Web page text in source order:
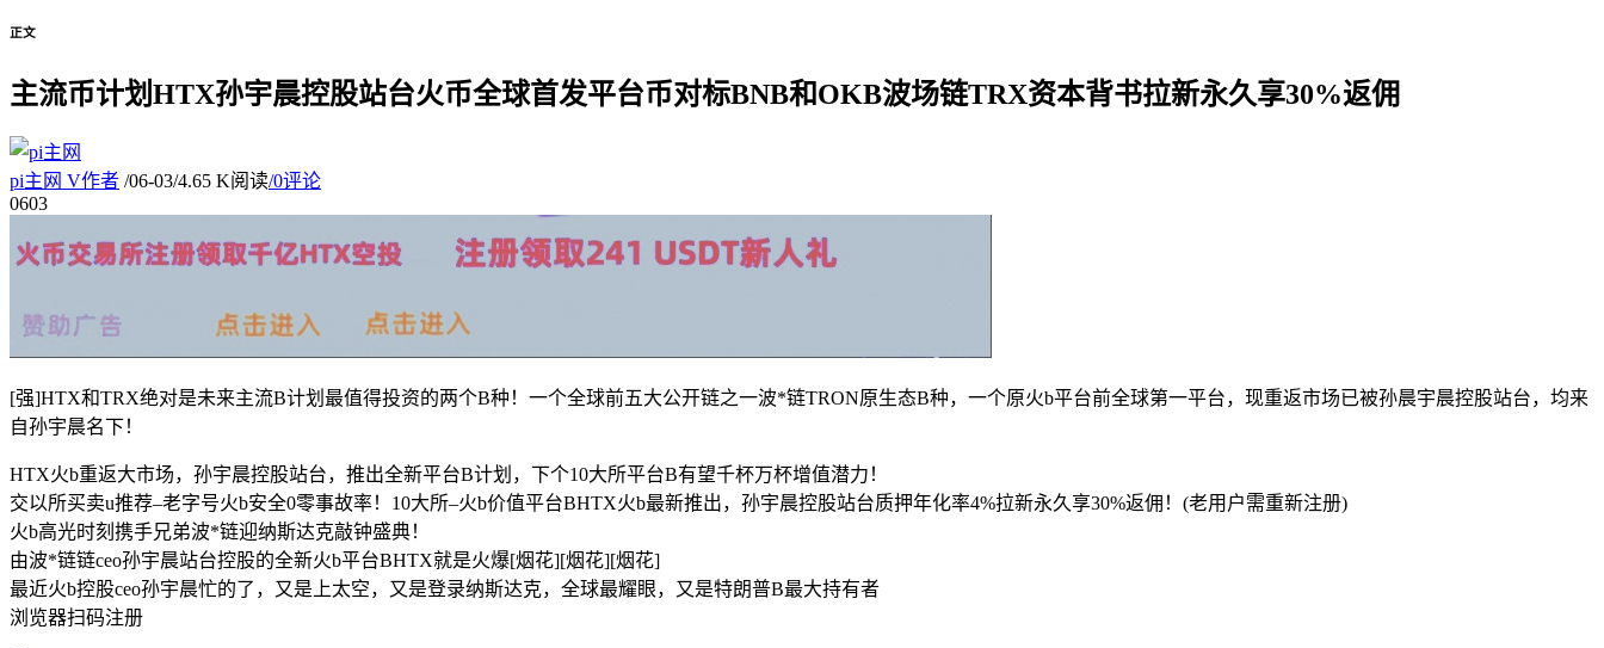
正文
主流币计划HTX孙宇晨控股站台火币全球首发平台币对标BNB和OKB波场链TRX资本背书拉新永久享30%返佣
pi主网 V作者 /06-03/4.65 K阅读/0评论
0603
[强]HTX和TRX绝对是未来主流B计划最值得投资的两个B种！一个全球前五大公开链之一波*链TRON原生态B种，一个原火b平台前全球第一平台，现重返市场已被孙晨宇晨控股站台，均来
自孙宇晨名下！
HTX火b重返大市场，孙宇晨控股站台，推出全新平台B计划，下个10大所平台B有望千杯万杯增值潜力！
交以所买卖u推荐–老字号火b安全0零事故率！10大所–火b价值平台BHTX火b最新推出，孙宇晨控股站台质押年化率4%拉新永久享30%返佣！(老用户需重新注册)
火b高光时刻携手兄弟波*链迎纳斯达克敲钟盛典！
由波*链链ceo孙宇晨站台控股的全新火b平台BHTX就是火爆[烟花][烟花][烟花]
最近火b控股ceo孙宇晨忙的了，又是上太空，又是登录纳斯达克，全球最耀眼，又是特朗普B最大持有者
浏览器扫码注册